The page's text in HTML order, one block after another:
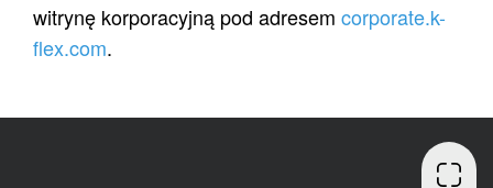
witrynę korporacyjną pod adresem corporate.k-
flex.com.